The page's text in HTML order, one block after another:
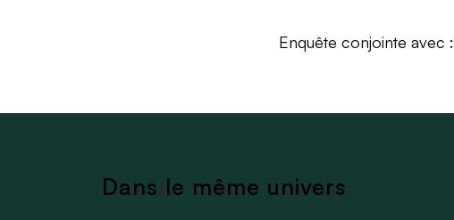
Enquête conjointe avec :
Dans le même univers